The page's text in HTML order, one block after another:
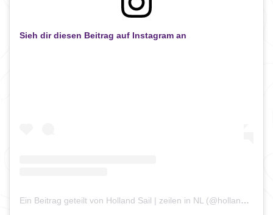
Sieh dir diesen Beitrag auf Instagram an
Ein Beitrag geteilt von Holland Sail | zeilen in NL (@holland_sail)